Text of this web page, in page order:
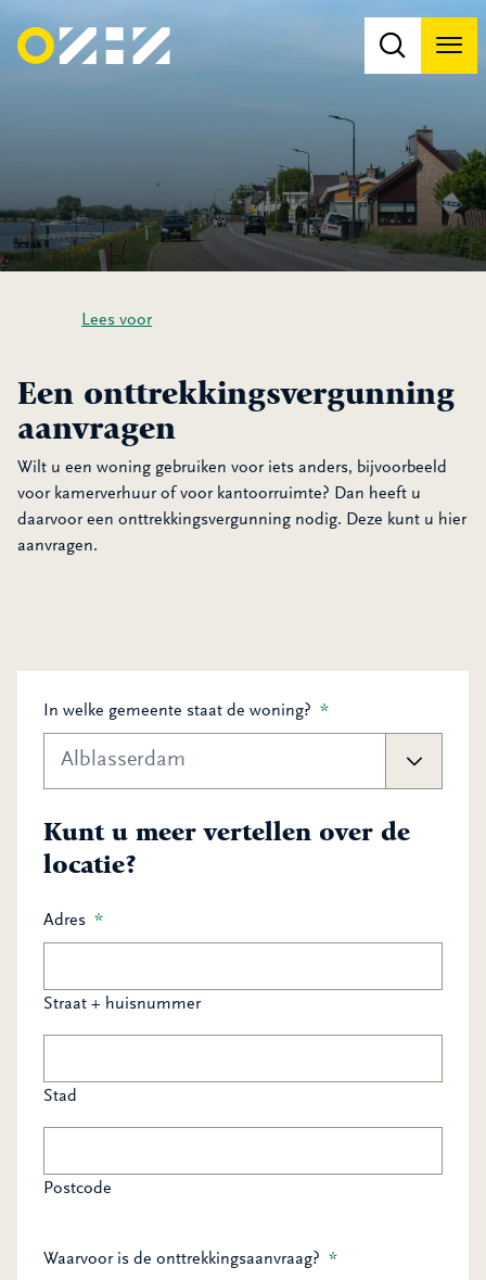
Lees voor
Een onttrekkingsvergunning
aanvragen
Wilt u een woning gebruiken voor iets anders, bijvoorbeeld
voor kamerverhuur of voor kantoorruimte? Dan heeft u
daarvoor een onttrekkingsvergunning nodig. Deze kunt u hier
aanvragen.
In welke gemeente staat de woning? *
Kunt u meer vertellen over de
locatie?
Adres *
Straat + huisnummer
Stad
Postcode
Waarvoor is de onttrekkingsaanvraag? *